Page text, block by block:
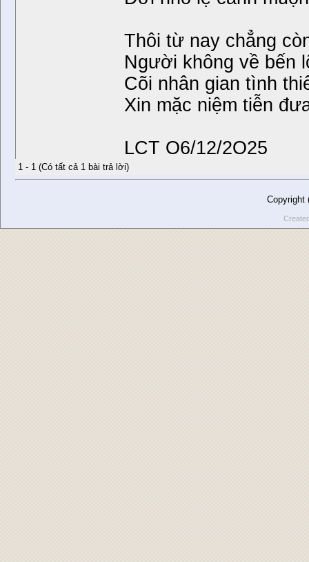
Thôi từ nay chẳng
Người không về bến
Cõi nhân gian tình
Xin mặc niệm tiễn
LCT O6/12/2O25
1 - 1 (Có tất cả 1 bài trả lời)
Copyright